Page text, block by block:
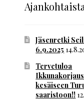
Jäsenretki
6.9.2025
Tervetuloa
kesäiseen
saaristoon!!